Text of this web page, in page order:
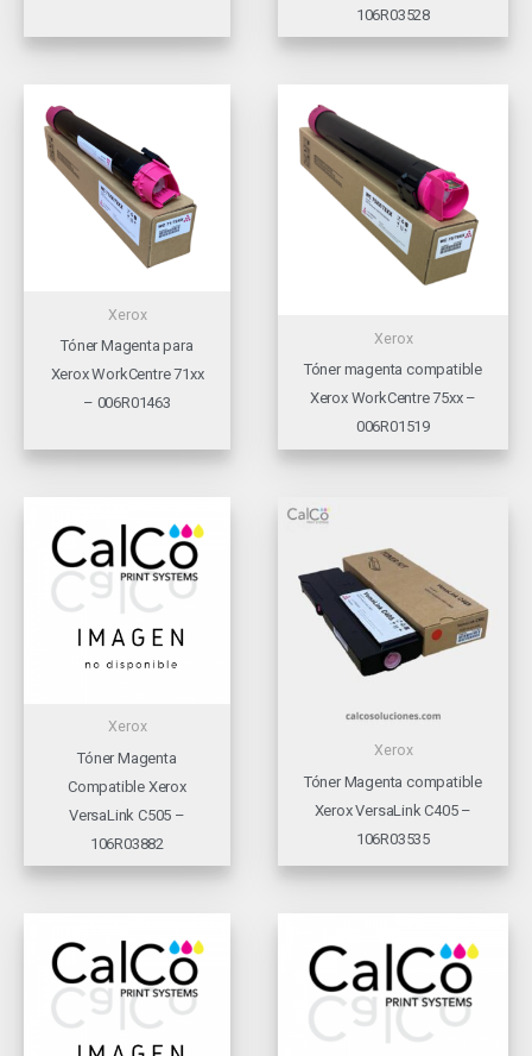
106R03528
Xerox
Tóner Magenta para
Xerox WorkCentre 71xx
– 006R01463
Xerox
Tóner magenta compatible
Xerox WorkCentre 75xx –
006R01519
Xerox
Tóner Magenta
Compatible Xerox
VersaLink C505 –
106R03882
Xerox
Tóner Magenta compatible
Xerox VersaLink C405 –
106R03535